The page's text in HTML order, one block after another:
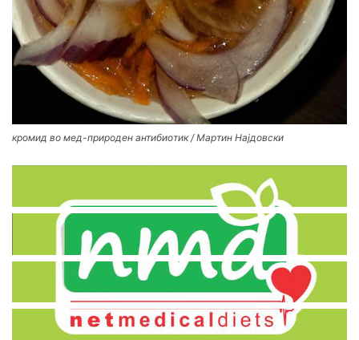
кромид во мед-природен антибиотик / Мартин Најдовски